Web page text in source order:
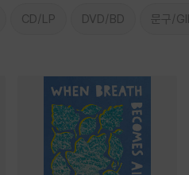
CD/LP DVD/BD 문구/